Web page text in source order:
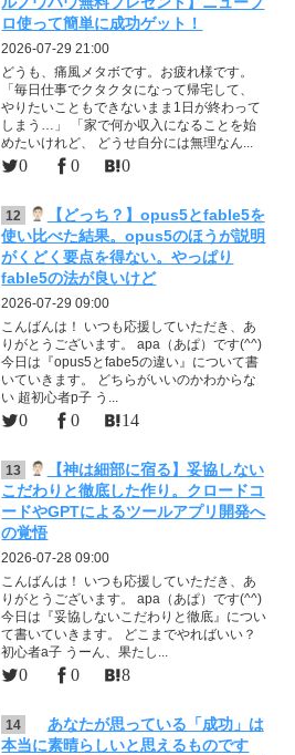
ロ使って簡単に成功ゲット！
2026-07-29 21:00
どうも、痛風メタボです。お疲れ様です。
「毎日仕事でクタクタになって帰宅して、
やりたいこともできないまま1日が終わって
しまう…」 「家で何か収入になることを始
めたいけれど、 どうせ自分には無理なん...
0 0 0
12
【どっち？】opus5とfable5を
使い比べた結果。opus5のほうが説明
がくどく要点を得ない。やっぱり
fable5の法が良いけど
2026-07-29 09:00
こんばんは！ いつも応援していただき、あ
りがとうございます。 apa（あぱ）です(^^)
今日は『opus5とfabe5の違い』について書
いていきます。 どちらがいいのかわからな
い 超初心者p子 う...
0 0 14
13
【神は細部に宿る】妥協しない
こだわりと徹底した作り。クロードコ
ードやGPTによるツールアプリ開発へ
の覚悟
2026-07-28 09:00
こんばんは！ いつも応援していただき、あ
りがとうございます。 apa（あぱ）です(^^)
今日は『妥協しないこだわりと徹底』につい
て書いていきます。 どこまでやればいい？
初心者a子 うーん、果たし...
0 0 8
14
あなたが思っている「成功」は
本当に素晴らしいと思えるものです